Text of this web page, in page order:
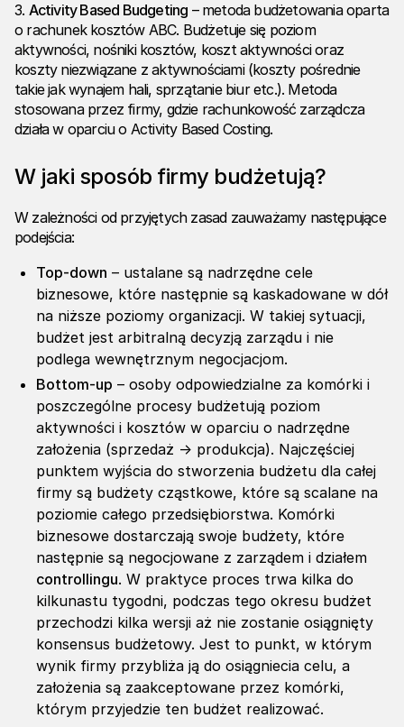
3. Activity Based Budgeting – metoda budżetowania oparta
o rachunek kosztów ABC. Budżetuje się poziom
aktywności, nośniki kosztów, koszt aktywności oraz
koszty niezwiązane z aktywnościami (koszty pośrednie
takie jak wynajem hali, sprzątanie biur etc.). Metoda
stosowana przez firmy, gdzie rachunkowość zarządcza
działa w oparciu o Activity Based Costing.
W jaki sposób firmy budżetują?
W zależności od przyjętych zasad zauważamy następujące
podejścia:
Top-down – ustalane są nadrzędne cele
biznesowe, które następnie są kaskadowane w dół
na niższe poziomy organizacji. W takiej sytuacji,
budżet jest arbitralną decyzją zarządu i nie
podlega wewnętrznym negocjacjom.
Bottom-up – osoby odpowiedzialne za komórki i
poszczególne procesy budżetują poziom
aktywności i kosztów w oparciu o nadrzędne
założenia (sprzedaż → produkcja). Najczęściej
punktem wyjścia do stworzenia budżetu dla całej
firmy są budżety cząstkowe, które są scalane na
poziomie całego przedsiębiorstwa. Komórki
biznesowe dostarczają swoje budżety, które
następnie są negocjowane z zarządem i działem
controllingu. W praktyce proces trwa kilka do
kilkunastu tygodni, podczas tego okresu budżet
przechodzi kilka wersji aż nie zostanie osiągnięty
konsensus budżetowy. Jest to punkt, w którym
wynik firmy przybliża ją do osiągniecia celu, a
założenia są zaakceptowane przez komórki,
którym przyjedzie ten budżet realizować.